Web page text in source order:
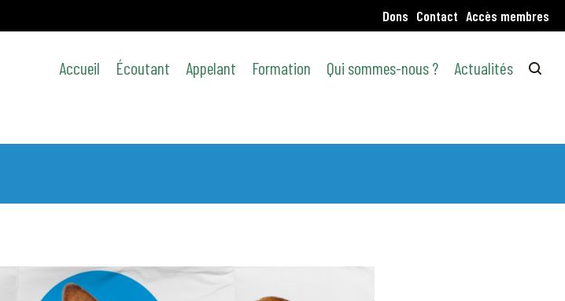
Dons Contact Accès membres
Accueil Écoutant Appelant Formation Qui sommes-nous ? Actualités